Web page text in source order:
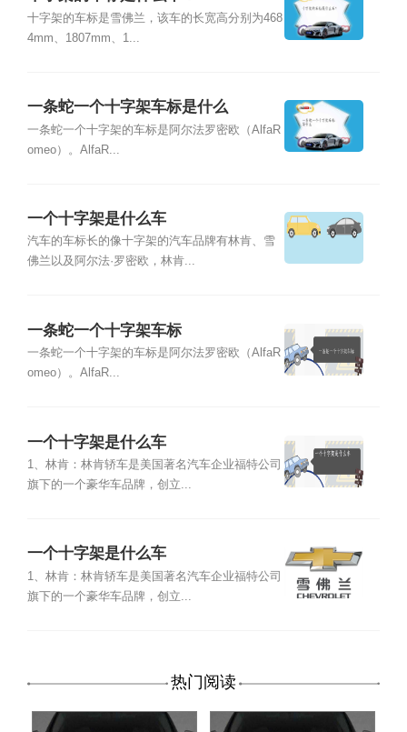
十字架的车标是雪佛兰，该车的长宽高分别为468
4mm、1807mm、1...
一条蛇一个十字架车标是什么
一条蛇一个十字架的车标是阿尔法罗密欧（AlfaR
omeo）。AlfaR...
一个十字架是什么车
汽车的车标长的像十字架的汽车品牌有林肯、雪
佛兰以及阿尔法·罗密欧，林肯...
一条蛇一个十字架车标
一条蛇一个十字架的车标是阿尔法罗密欧（AlfaR
omeo）。AlfaR...
一个十字架是什么车
1、林肯：林肯轿车是美国著名汽车企业福特公司
旗下的一个豪华车品牌，创立...
一个十字架是什么车
1、林肯：林肯轿车是美国著名汽车企业福特公司
旗下的一个豪华车品牌，创立...
热门阅读